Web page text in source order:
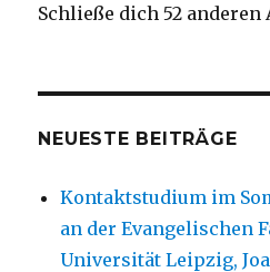
Schließe dich 52 anderen
NEUESTE BEITRÄGE
Kontaktstudium im
an der Evangelischen
Universität Leipzig,